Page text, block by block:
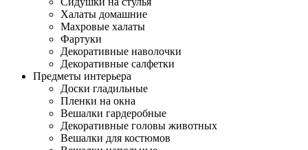
Халаты домашние
Махровые халаты
Фартуки
Декоративные наволочки
Декоративные салфетки
Предметы интерьера
Доски гладильные
Пленки на окна
Вешалки гардеробные
Декоративные головы животных
Вешалки для костюмов